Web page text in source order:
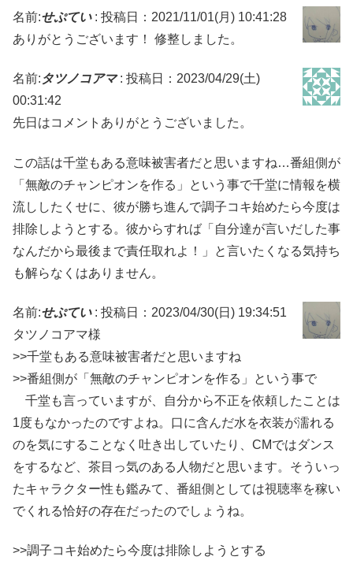
名前:せぷてい: 投稿日：2021/11/01(月) 10:41:28
ありがとうございます！ 修整しました。
名前: タツノコアマ: 投稿日：2023/04/29(土)
00:31:42
先日はコメントありがとうございました。
この話は千堂もある意味被害者だと思いますね…番組側が
「無敵のチャンピオンを作る」という事で千堂に情報を横
流ししたくせに、彼が勝ち進んで調子コキ始めたら今度は
排除しようとする。彼からすれば「自分達が言いだした事
なんだから最後まで責任取れよ！」と言いたくなる気持ち
も解らなくはありません。
名前:せぷてい: 投稿日：2023/04/30(日) 19:34:51
タツノコアマ様
>>千堂もある意味被害者だと思いますね
>>番組側が「無敵のチャンピオンを作る」という事で
千堂も言っていますが、自分から不正を依頼したことは
1度もなかったのですよね。口に含んだ水を衣装が濡れる
のを気にすることなく吐き出していたり、CMではダンス
をするなど、茶目っ気のある人物だと思います。そういっ
たキャラクター性も鑑みて、番組側としては視聴率を稼い
でくれる恰好の存在だったのでしょうね。
>>調子コキ始めたら今度は排除しようとする